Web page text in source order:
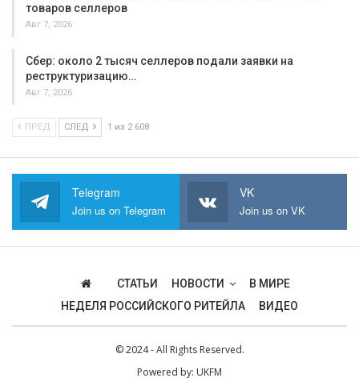
товаров селлеров
Авг 7, 2026
Сбер: около 2 тысяч селлеров подали заявки на
реструктуризацию…
Авг 7, 2026
ПРЕД СЛЕД 1 из 2 608
Telegram
Join us on Telegram
VK
Join us on VK
СТАТЬИ НОВОСТИ
В МИРЕ
НЕДЕЛЯ РОССИЙСКОГО РИТЕЙЛА
ВИДЕО
© 2024 - All Rights Reserved.
Powered by: UKFM